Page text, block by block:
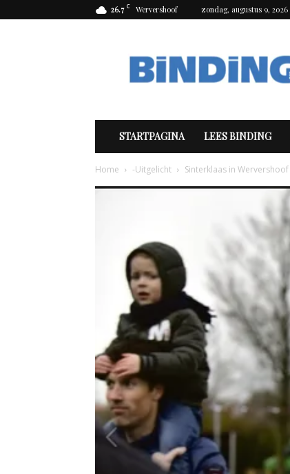
26.7 C Wervershoof zondag, augustus 9, 2026
STARTPAGINA LEES BINDING
Home -Uitgelicht Sinterklaas in Wervershoof